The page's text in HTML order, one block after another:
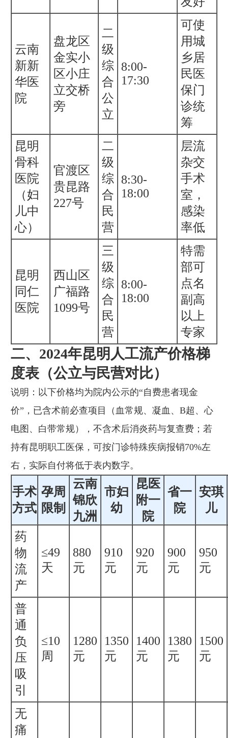
云南
新新
华医
院
盘龙区
金实小
区小庄
立交桥
旁
二
级
综
合
公
立
8:00-
17:30
可使
用城
乡居
民医
保门
诊统
筹
昆明
骨科
医院
（妇
儿中
心）
官渡区
贵昆路
227号
二
级
综
合
民
营
8:30-
18:00
层流
杂交
手术
室，
感染
率低
昆明
同仁
医院
西山区
广福路
1099号
三
级
综
合
民
营
8:00-
18:00
特需
部可
点名
副高
以上
专家
二、2024年昆明人工流产价格梯
度表（公立与民营对比）
说明：以下价格均为院内公示的“自费患者现金
价”，已含术前必查项目（血常规、凝血、B超、心
电图、白带常规），不含术后消炎药与复查费；若
持有昆明职工医保，可按门诊特殊疾病报销70%左
右，实际自付将低于表内数字。
手术
方式
孕周
限制
云南
锦欣
九洲
市妇
幼
昆医
附一
院
省一
院
安琪
儿
药
物
流
产
≤49
天
880
元
910
元
920
元
900
元
950
元
普
通
负
压
吸
引
≤10
周
1280
元
1350
元
1400
元
1380
元
1500
元
无
痛